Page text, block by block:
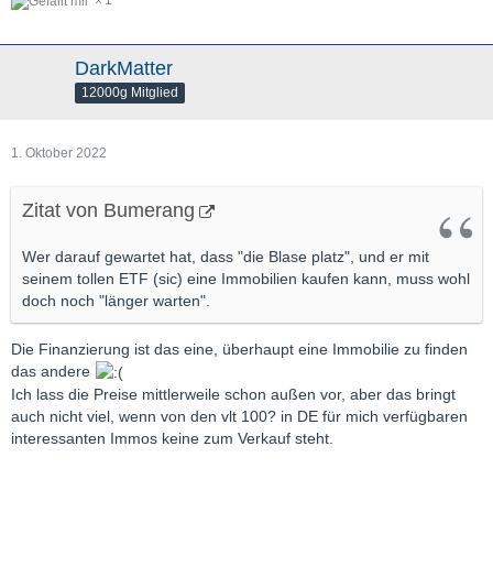
DarkMatter
12000g Mitglied
1. Oktober 2022
Zitat von Bumerang
Wer darauf gewartet hat, dass "die Blase platz", und er mit
seinem tollen ETF (sic) eine Immobilien kaufen kann, muss wohl
doch noch "länger warten".
Die Finanzierung ist das eine, überhaupt eine Immobilie zu finden
das andere
Ich lass die Preise mittlerweile schon außen vor, aber das bringt
auch nicht viel, wenn von den vlt 100? in DE für mich verfügbaren
interessanten Immos keine zum Verkauf steht.